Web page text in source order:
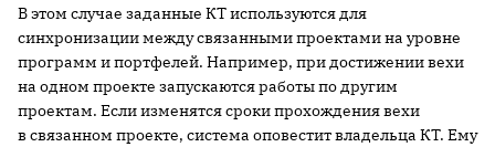
В этом случае заданные КТ используются для
синхронизации между связанными проектами на уровне
программ и портфелей. Например, при достижении вехи
на одном проекте запускаются работы по другим
проектам. Если изменятся сроки прохождения вехи
в связанном проекте, система оповестит владельца КТ. Ему